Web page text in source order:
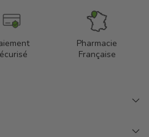
Pharmacie
Française